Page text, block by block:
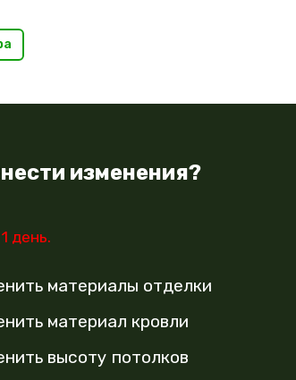
изменения?
день.
материалы отделки
материал кровли
высоту потолков